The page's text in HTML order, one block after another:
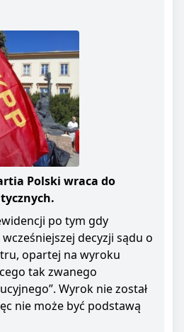
Polski wraca do
po tym gdy
decyzji sądu o
opartej na wyroku
tak zwanego
Wyrok nie został
nie może być podstawą